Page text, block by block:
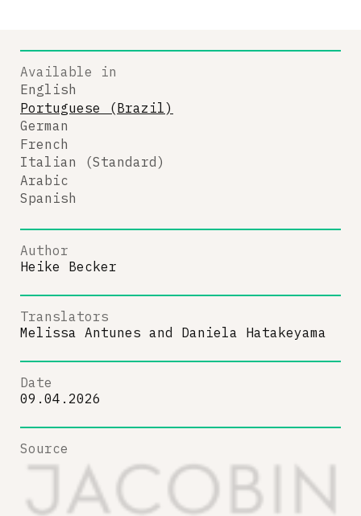
Available in
English
Portuguese (Brazil)
German
French
Italian (Standard)
Arabic
Spanish
Author
Heike Becker
Translators
Melissa Antunes and Daniela Hatakeyama
Date
09.04.2026
Source